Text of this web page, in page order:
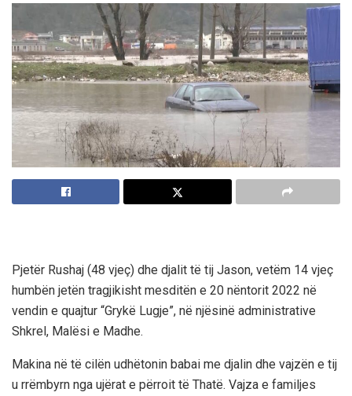
Pjetër Rushaj (48 vjeç) dhe djalit të tij Jason, vetëm 14 vjeç
humbën jetën tragjikisht mesditën e 20 nëntorit 2022 në
vendin e quajtur “Grykë Lugje”, në njësinë administrative
Shkrel, Malësi e Madhe.
Makina në të cilën udhëtonin babai me djalin dhe vajzën e tij
u rrëmbyrn nga ujërat e përroit të Thatë. Vajza e familjes